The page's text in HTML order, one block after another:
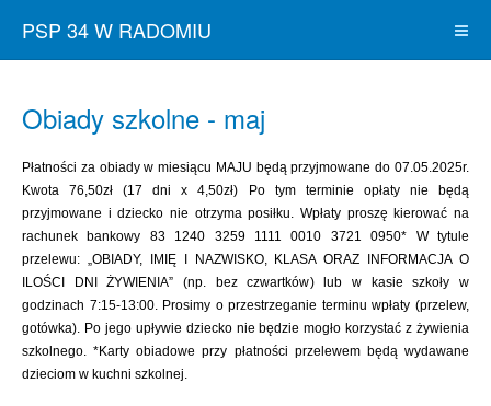
PSP 34 W RADOMIU
Obiady szkolne - maj
Płatności za obiady w miesiącu MAJU będą przyjmowane do 07.05.2025r.
Kwota 76,50zł (17 dni x 4,50zł) Po tym terminie opłaty nie będą
przyjmowane i dziecko nie otrzyma posiłku. Wpłaty proszę kierować na
rachunek bankowy 83 1240 3259 1111 0010 3721 0950* W tytule
przelewu: „OBIADY, IMIĘ I NAZWISKO, KLASA ORAZ INFORMACJA O
ILOŚCI DNI ŻYWIENIA” (np. bez czwartków) lub w kasie szkoły w
godzinach 7:15-13:00. Prosimy o przestrzeganie terminu wpłaty (przelew,
gotówka). Po jego upływie dziecko nie będzie mogło korzystać z żywienia
szkolnego. *Karty obiadowe przy płatności przelewem będą wydawane
dzieciom w kuchni szkolnej.